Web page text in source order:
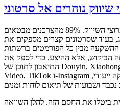
הווידאו הפך לכוח הדומיננטי בכל ערוצי השיווק. 89% מהצרכנים מבטאים
בעוד שסרטונים קצרים מספקים את
מבין כל הפורמטים ברשתות
הביקוש, אלא ההיצע. כדי לספק את
התיאבון לתוכן של Douyin, Xiaohongshu, Bilibili, Kuaishou, WeChat
Video, TikTok ו-Instagram בו-זמנית, נדרשו בעבר צוות הפקה ייעודי,
ביטלו את החסם הזה. להלן השוואה